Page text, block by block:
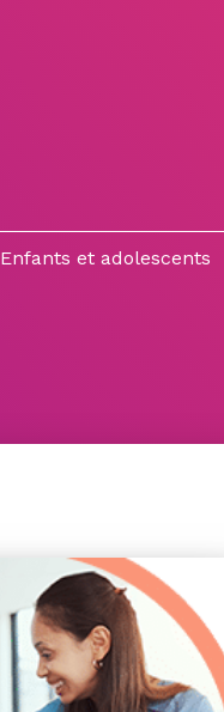
Enfants et adolescents